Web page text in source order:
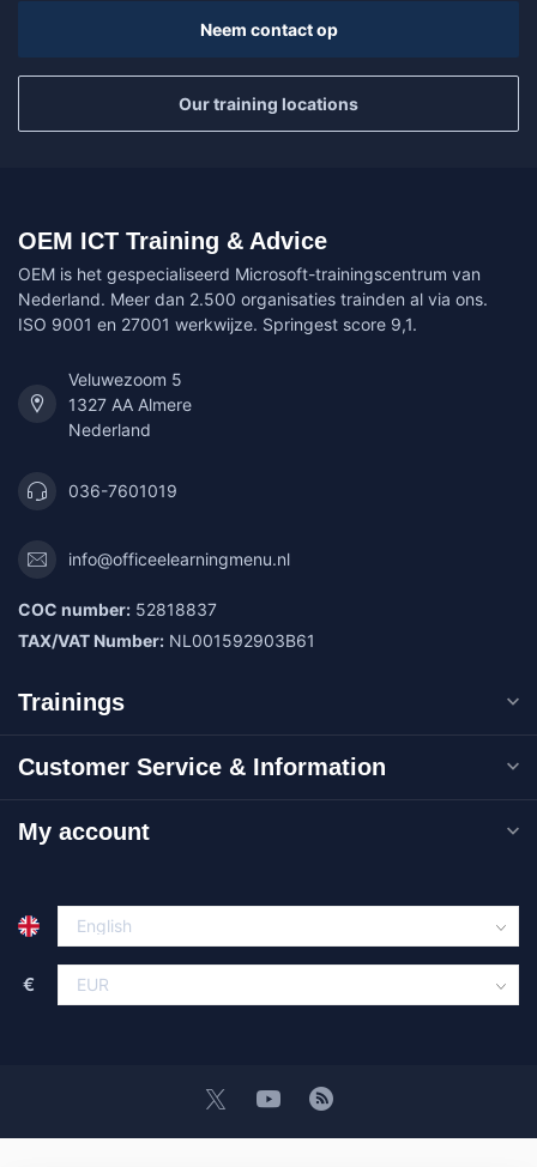
Neem contact op
Our training locations
OEM ICT Training & Advice
OEM is het gespecialiseerd Microsoft-trainingscentrum van
Nederland. Meer dan 2.500 organisaties trainden al via ons.
ISO 9001 en 27001 werkwijze. Springest score 9,1.
Veluwezoom 5
1327 AA Almere
Nederland
036-7601019
info@officeelearningmenu.nl
COC number: 52818837
TAX/VAT Number: NL001592903B61
Trainings
Customer Service & Information
My account
€